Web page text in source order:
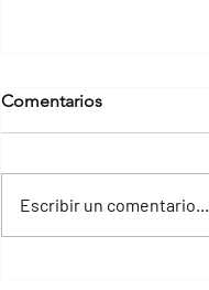
Comentarios
Escribir un comentario...